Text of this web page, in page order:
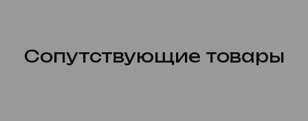
Сопутствующие товары